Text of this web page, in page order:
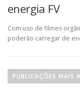
energia FV
Com uso de filmes
poderão carregar de
aPUBLICAÇÕES MAIS